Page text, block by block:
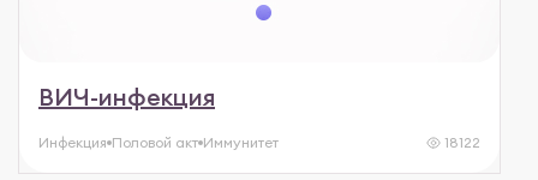
ВИЧ-инфекция
Инфекция Половой акт Иммунитет 18122